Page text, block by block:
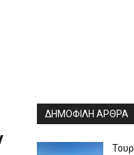
ΔΗΜΟΦΙΛΗ ΑΡΘΡΑ